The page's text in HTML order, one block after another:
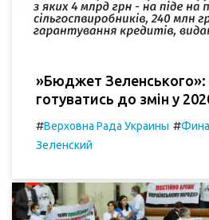
»Бюджет Зеленського»:
готуватись до змін у
#Верховна Рада Украины #
Зеленский